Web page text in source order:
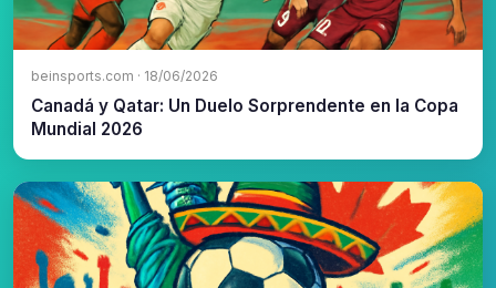
beinsports.com · 18/06/2026
Canadá y Qatar: Un Duelo Sorprendente en la Copa
Mundial 2026